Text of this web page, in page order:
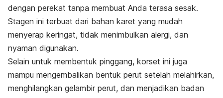
dengan perekat tanpa membuat Anda terasa sesak.
Stagen ini terbuat dari bahan karet yang mudah
menyerap keringat, tidak menimbulkan alergi, dan
nyaman digunakan.
Selain untuk membentuk pinggang, korset ini juga
mampu mengembalikan bentuk perut setelah melahirkan,
menghilangkan gelambir perut, dan menjadikan badan